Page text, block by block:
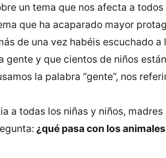
un tema que nos afecta a
que ha acaparado mayor
de una vez habéis escuchado
gente y que cientos de niños
la palabra “gente”, nos
a todas los niñas y niños,
¿qué pasa con los